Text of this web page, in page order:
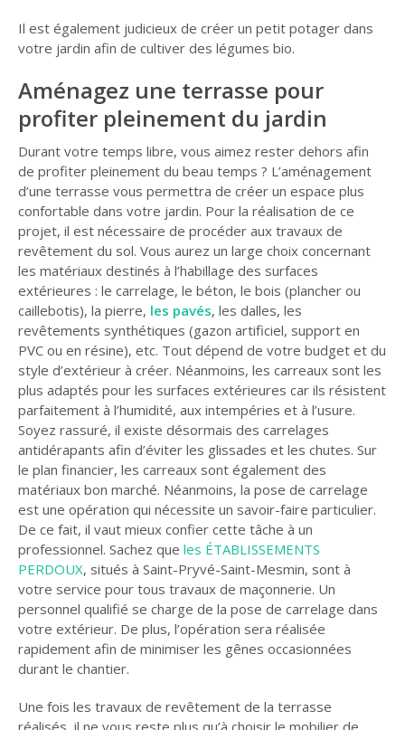
Il est également judicieux de créer un petit potager dans
votre jardin afin de cultiver des légumes bio.
Aménagez une terrasse pour
profiter pleinement du jardin
Durant votre temps libre, vous aimez rester dehors afin
de profiter pleinement du beau temps ? L’aménagement
d’une terrasse vous permettra de créer un espace plus
confortable dans votre jardin. Pour la réalisation de ce
projet, il est nécessaire de procéder aux travaux de
revêtement du sol. Vous aurez un large choix concernant
les matériaux destinés à l’habillage des surfaces
extérieures : le carrelage, le béton, le bois (plancher ou
caillebotis), la pierre, les pavés, les dalles, les
revêtements synthétiques (gazon artificiel, support en
PVC ou en résine), etc. Tout dépend de votre budget et du
style d’extérieur à créer. Néanmoins, les carreaux sont les
plus adaptés pour les surfaces extérieures car ils résistent
parfaitement à l’humidité, aux intempéries et à l’usure.
Soyez rassuré, il existe désormais des carrelages
antidérapants afin d’éviter les glissades et les chutes. Sur
le plan financier, les carreaux sont également des
matériaux bon marché. Néanmoins, la pose de carrelage
est une opération qui nécessite un savoir-faire particulier.
De ce fait, il vaut mieux confier cette tâche à un
professionnel. Sachez que les ÉTABLISSEMENTS
PERDOUX, situés à Saint-Pryvé-Saint-Mesmin, sont à
votre service pour tous travaux de maçonnerie. Un
personnel qualifié se charge de la pose de carrelage dans
votre extérieur. De plus, l’opération sera réalisée
rapidement afin de minimiser les gênes occasionnées
durant le chantier.
Une fois les travaux de revêtement de la terrasse
réalisés, il ne vous reste plus qu’à choisir le mobilier de